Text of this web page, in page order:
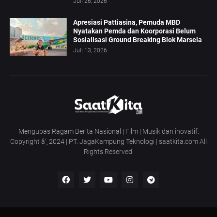
Apresiasi Pattiasina, Pemuda MBD
Nyatakan Pemda dan Koorporasi Belum
Sosialisasi Ground Breaking Blok Marsela
Juli 13, 2026
Mengupas Ragam Berita Nasional | Film | Musik dan inovatif.
Copyright â’¸ 2024 | PT. JagaKampung Teknologi | saatkita.com All
Rights Reserved.